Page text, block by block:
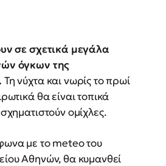
σε σχετικά μεγάλα
όγκων της
Τη νύχτα και νωρίς το πρωί
θα είναι τοπικά
ομίχλες.
με το meteo του
Αθηνών, θα κυμανθεί